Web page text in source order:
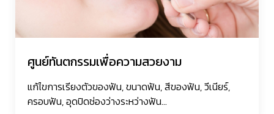
ศูนย์ทันตกรรมเพื่อความสวยงาม
แก้ไขการเรียงตัวของฟัน, ขนาดฟัน, สีของฟัน, วีเนียร์,
ครอบฟัน, อุดปิดช่องว่างระหว่างฟัน...